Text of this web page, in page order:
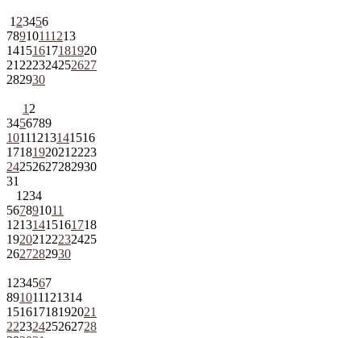
1 23456
78910111213
14151617181920
21 222324252627
282930
1 2
3456789
10111213141516
1718192021 2223
24252627282930
31
1 234
567891011
12131415161718
192021 22232425
2627282930
1 234567
891011121314
15161718192021
22232425262728